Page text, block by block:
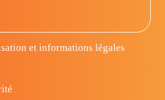
et informations légales